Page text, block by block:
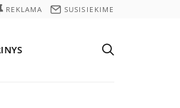
REKLAMA SUSISIEKIME